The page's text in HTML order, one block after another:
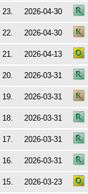
23. 2026-04-30
22. 2026-04-30
21. 2026-04-13
20. 2026-03-31
19. 2026-03-31
18. 2026-03-31
17. 2026-03-31
16. 2026-03-31
15. 2026-03-23